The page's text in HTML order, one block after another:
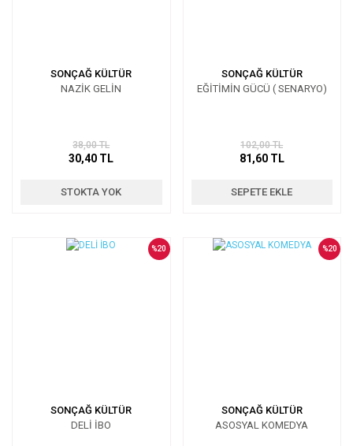
SONÇAĞ KÜLTÜR
NAZİK GELİN
38,00 TL
30,40 TL
STOKTA YOK
SONÇAĞ KÜLTÜR
EĞİTİMİN GÜCÜ ( SENARYO)
102,00 TL
81,60 TL
SEPETE EKLE
SONÇAĞ KÜLTÜR
DELİ İBO
%20
SONÇAĞ KÜLTÜR
ASOSYAL KOMEDYA
%20